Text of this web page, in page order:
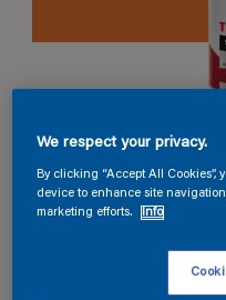
Steloxine Decor Brillant
2003
We respect your privacy.
By clicking “Accept All Cookies”,
device to enhance site
marketing efforts.
Info